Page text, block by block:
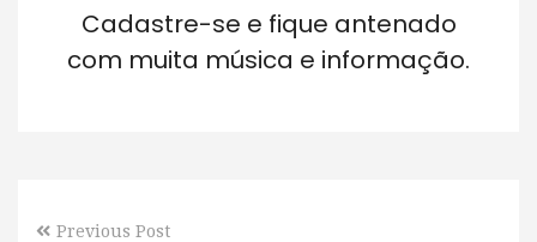
Cadastre-se e fique antenado
com muita música e informação.
Previous Post